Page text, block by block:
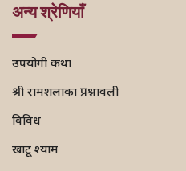
अन्य श्रेणियाँ
उपयोगी कथा
श्री रामशलाका प्रश्नावली
विविध
खाटू श्याम